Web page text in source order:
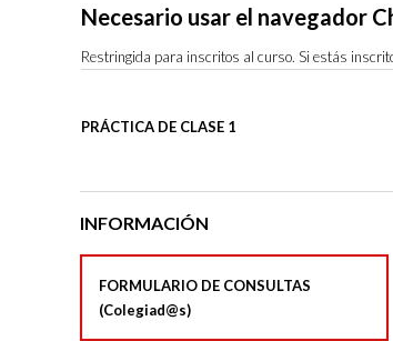
Necesario usar el navegador
Restringida para inscritos al curso. Si estás
PRÁCTICA DE CLASE 1
INFORMACIÓN
FORMULARIO DE CONSULTAS
(Colegiad@s)